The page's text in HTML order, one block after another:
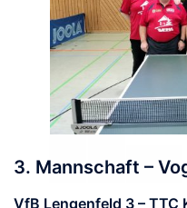
3. Mannschaft –
VfB Lengenfeld 3 – TTC